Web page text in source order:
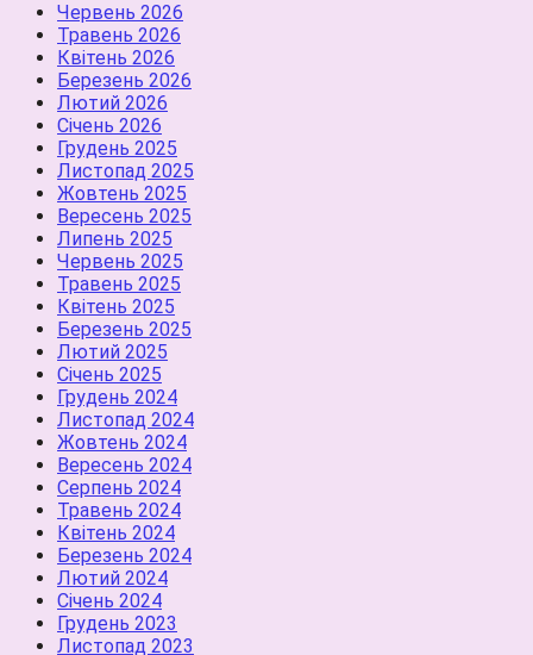
Червень 2026
Травень 2026
Квітень 2026
Березень 2026
Лютий 2026
Січень 2026
Грудень 2025
Листопад 2025
Жовтень 2025
Вересень 2025
Липень 2025
Червень 2025
Травень 2025
Квітень 2025
Березень 2025
Лютий 2025
Січень 2025
Грудень 2024
Листопад 2024
Жовтень 2024
Вересень 2024
Серпень 2024
Травень 2024
Квітень 2024
Березень 2024
Лютий 2024
Січень 2024
Грудень 2023
Листопад 2023